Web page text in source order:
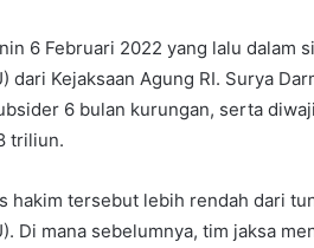
6 Februari 2022 yang lalu dalam
dari Kejaksaan Agung RI. Surya
6 bulan kurungan, serta
triliun.
hakim tersebut lebih rendah dari
Di mana sebelumnya, tim jaksa